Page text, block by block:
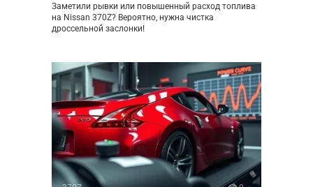
Заметили рывки или повышенный расход топлива
на Nissan 370Z? Вероятно, нужна чистка
дроссельной заслонки!